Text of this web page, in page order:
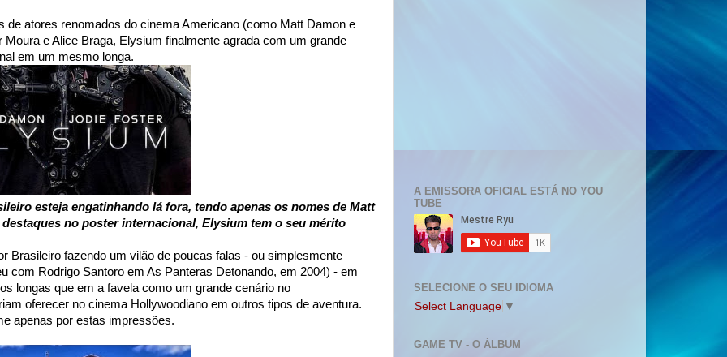
atores renomados do cinema Americano (como Matt Damon e
e Alice Braga, Elysium finalmente agrada com um grande
em um mesmo longa.
esteja engatinhando lá fora, tendo apenas os nomes de Matt
no poster internacional, Elysium tem o seu mérito
Brasileiro fazendo um vilão de poucas falas - ou simplesmente
com Rodrigo Santoro em As Panteras Detonando, em 2004) - em
longas que em a favela como um grande cenário no
oferecer no cinema Hollywoodiano em outros tipos de aventura.
apenas por estas impressões.
A EMISSORA OFICIAL ESTÁ NO YOU
TUBE
SELECIONE O SEU IDIOMA
Select Language ▼
GAME TV - O ÁLBUM